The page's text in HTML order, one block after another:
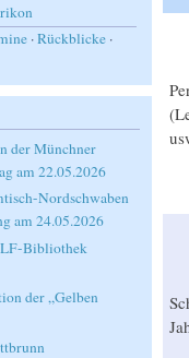
·Rückblicke ·
der Münchner
am 22.05.2026
Nordschwaben
am 24.05.2026
Bibliothek
der „Gelben